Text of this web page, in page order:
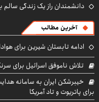
دانشمندان راز یک زندگی سالم
آخرین مطالب
ادامه تابستان شیرین برای
تلاش ناموفق اسرائیل برای
خیبرشکن ایران به سامانه
برای پاتریوت و تاد آمریکا